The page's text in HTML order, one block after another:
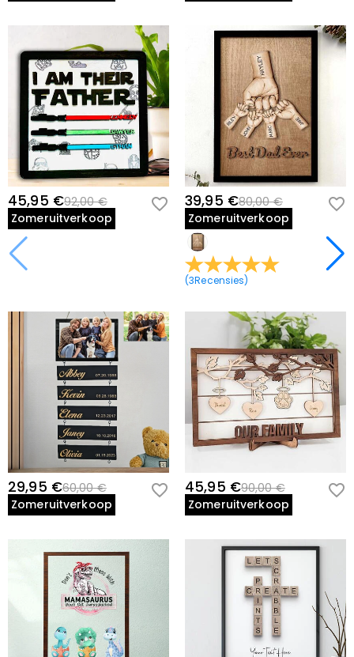
45,95 €92,00 €
Zomeruitverkoop
39,95 €80,00 €
Zomeruitverkoop
(3Recensies)
29,95 €60,00 €
Zomeruitverkoop
45,95 €90,00 €
Zomeruitverkoop